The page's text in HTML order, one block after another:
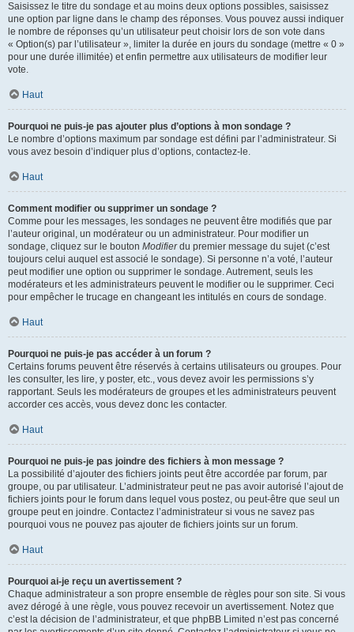
Saisissez le titre du sondage et au moins deux options possibles, saisissez
une option par ligne dans le champ des réponses. Vous pouvez aussi indiquer
le nombre de réponses qu’un utilisateur peut choisir lors de son vote dans
« Option(s) par l’utilisateur », limiter la durée en jours du sondage (mettre « 0 »
pour une durée illimitée) et enfin permettre aux utilisateurs de modifier leur
vote.
Haut
Pourquoi ne puis-je pas ajouter plus d’options à mon sondage ?
Le nombre d’options maximum par sondage est défini par l’administrateur. Si
vous avez besoin d’indiquer plus d’options, contactez-le.
Haut
Comment modifier ou supprimer un sondage ?
Comme pour les messages, les sondages ne peuvent être modifiés que par
l’auteur original, un modérateur ou un administrateur. Pour modifier un
sondage, cliquez sur le bouton Modifierdu premier message du sujet (c’est
toujours celui auquel est associé le sondage). Si personne n’a voté, l’auteur
peut modifier une option ou supprimer le sondage. Autrement, seuls les
modérateurs et les administrateurs peuvent le modifier ou le supprimer. Ceci
pour empêcher le trucage en changeant les intitulés en cours de sondage.
Haut
Pourquoi ne puis-je pas accéder à un forum ?
Certains forums peuvent être réservés à certains utilisateurs ou groupes. Pour
les consulter, les lire, y poster, etc., vous devez avoir les permissions s’y
rapportant. Seuls les modérateurs de groupes et les administrateurs peuvent
accorder ces accès, vous devez donc les contacter.
Haut
Pourquoi ne puis-je pas joindre des fichiers à mon message ?
La possibilité d’ajouter des fichiers joints peut être accordée par forum, par
groupe, ou par utilisateur. L’administrateur peut ne pas avoir autorisé l’ajout de
fichiers joints pour le forum dans lequel vous postez, ou peut-être que seul un
groupe peut en joindre. Contactez l’administrateur si vous ne savez pas
pourquoi vous ne pouvez pas ajouter de fichiers joints sur un forum.
Haut
Pourquoi ai-je reçu un avertissement ?
Chaque administrateur a son propre ensemble de règles pour son site. Si vous
avez dérogé à une règle, vous pouvez recevoir un avertissement. Notez que
c’est la décision de l’administrateur, et que phpBB Limited n’est pas concerné